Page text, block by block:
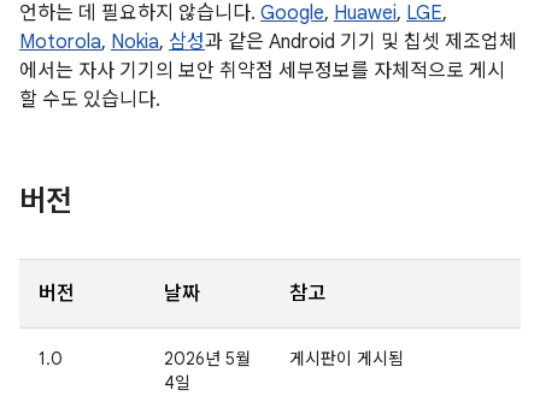
언하는 데 필요하지 않습니다. Google, Huawei, LGE,
Motorola, Nokia, 삼성과 같은 Android 기기 및 칩셋 제조업체
에서는 자사 기기의 보안 취약점 세부정보를 자체적으로 게시
할 수도 있습니다.
버전
버전 날짜 참고
1.0
2026년 5월
4일
게시판이 게시됨